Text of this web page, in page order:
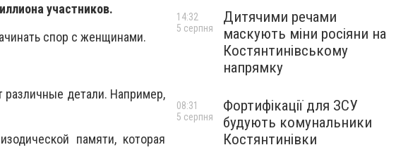
участников.
спор с женщинами.
детали. Например,
памяти, которая
Дитячими речами
маскують міни росіяни на
Костянтинівському
напрямку
14:32
5 серпня
Фортифікації для ЗСУ
будують комунальники
Костянтинівки
08:31
5 серпня